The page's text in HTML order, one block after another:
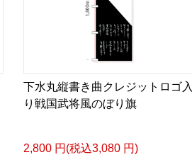
下水丸縦書き曲クレジットロゴ入
り戦国武将風のぼり旗
2,800 円(税込3,080 円)